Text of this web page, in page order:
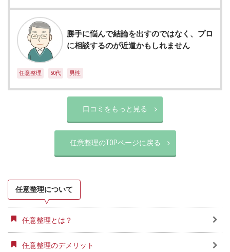
勝手に悩んで結論を出すのではなく、プロ
に相談するのが近道かもしれません
任意整理 50代 男性
口コミをもっと見る
任意整理のTOPページに戻る
任意整理について
任意整理とは？
任意整理のデメリット